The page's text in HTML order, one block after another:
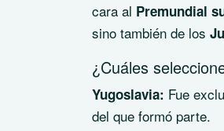
cara al Premundial
sino también de los
¿Cuáles
Yugoslavia: Fue
del que formó parte.